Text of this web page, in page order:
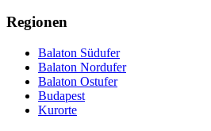
Regionen
Balaton Südufer
Balaton Nordufer
Balaton Ostufer
Budapest
Kurorte